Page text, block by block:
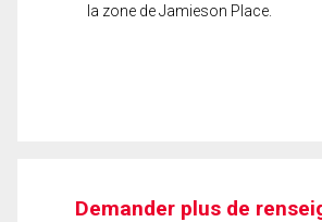
la zone de Jamieson Place.
Demander plus de